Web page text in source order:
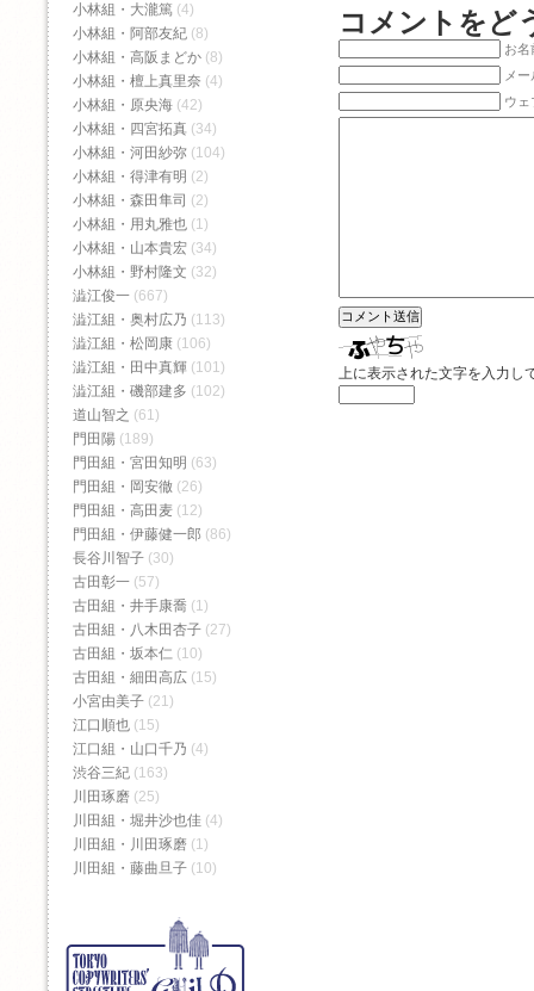
コメントをど
お名
メ
ウェ
上に表示された文字を入力し
小林組・大瀧篤 (4)
小林組・阿部友紀 (8)
小林組・高阪まどか (8)
小林組・檀上真里奈 (4)
小林組・原央海 (42)
小林組・四宮拓真 (34)
小林組・河田紗弥 (104)
小林組・得津有明 (2)
小林組・森田隼司 (2)
小林組・用丸雅也 (1)
小林組・山本貴宏 (34)
小林組・野村隆文 (32)
澁江俊一 (667)
澁江組・奥村広乃 (113)
澁江組・松岡康 (106)
澁江組・田中真輝 (101)
澁江組・磯部建多 (102)
道山智之 (61)
門田陽 (189)
門田組・宮田知明 (63)
門田組・岡安徹 (26)
門田組・高田麦 (12)
門田組・伊藤健一郎 (86)
長谷川智子 (30)
古田彰一 (57)
古田組・井手康喬 (1)
古田組・八木田杏子 (27)
古田組・坂本仁 (10)
古田組・細田高広 (15)
小宮由美子 (21)
江口順也 (15)
江口組・山口千乃 (4)
渋谷三紀 (163)
川田琢磨 (25)
川田組・堀井沙也佳 (4)
川田組・川田琢磨 (1)
川田組・藤曲旦子 (10)